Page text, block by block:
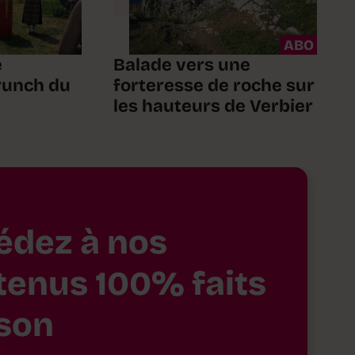
du
ABO
Balade vers une
forteresse de roche sur
les hauteurs de Verbier
à nos
100% faits